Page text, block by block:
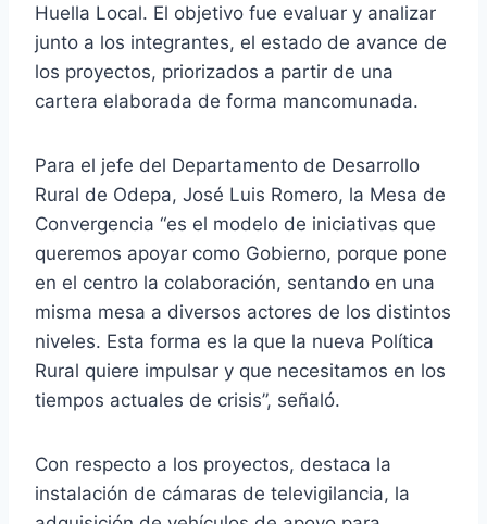
Huella Local. El objetivo fue evaluar y analizar
junto a los integrantes, el estado de avance de
los proyectos, priorizados a partir de una
cartera elaborada de forma mancomunada.
Para el jefe del Departamento de Desarrollo
Rural de Odepa, José Luis Romero, la Mesa de
Convergencia “es el modelo de iniciativas que
queremos apoyar como Gobierno, porque pone
en el centro la colaboración, sentando en una
misma mesa a diversos actores de los distintos
niveles. Esta forma es la que la nueva Política
Rural quiere impulsar y que necesitamos en los
tiempos actuales de crisis”, señaló.
Con respecto a los proyectos, destaca la
instalación de cámaras de televigilancia, la